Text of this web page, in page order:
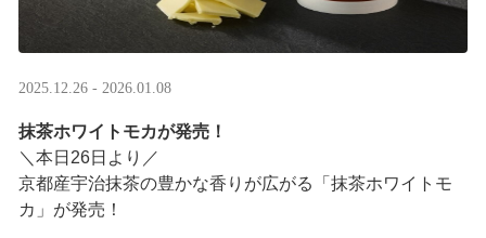
2025.12.26 - 2026.01.08
抹茶ホワイトモカが発売！
＼本日26日より／
京都産宇治抹茶の豊かな香りが広がる「抹茶ホワイトモ
カ」が発売！